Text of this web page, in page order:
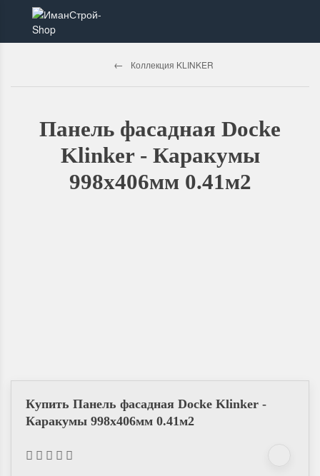
Коллекция KLINKER
Панель фасадная Docke
Klinker - Каракумы
998х406мм 0.41м2
Купить Панель фасадная Docke Klinker -
Каракумы 998х406мм 0.41м2